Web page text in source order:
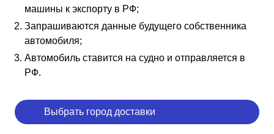
машины к экспорту в РФ;
Запрашиваются данные будущего собственника
автомобиля;
Автомобиль ставится на судно и отправляется в
РФ.
Выбрать город доставки